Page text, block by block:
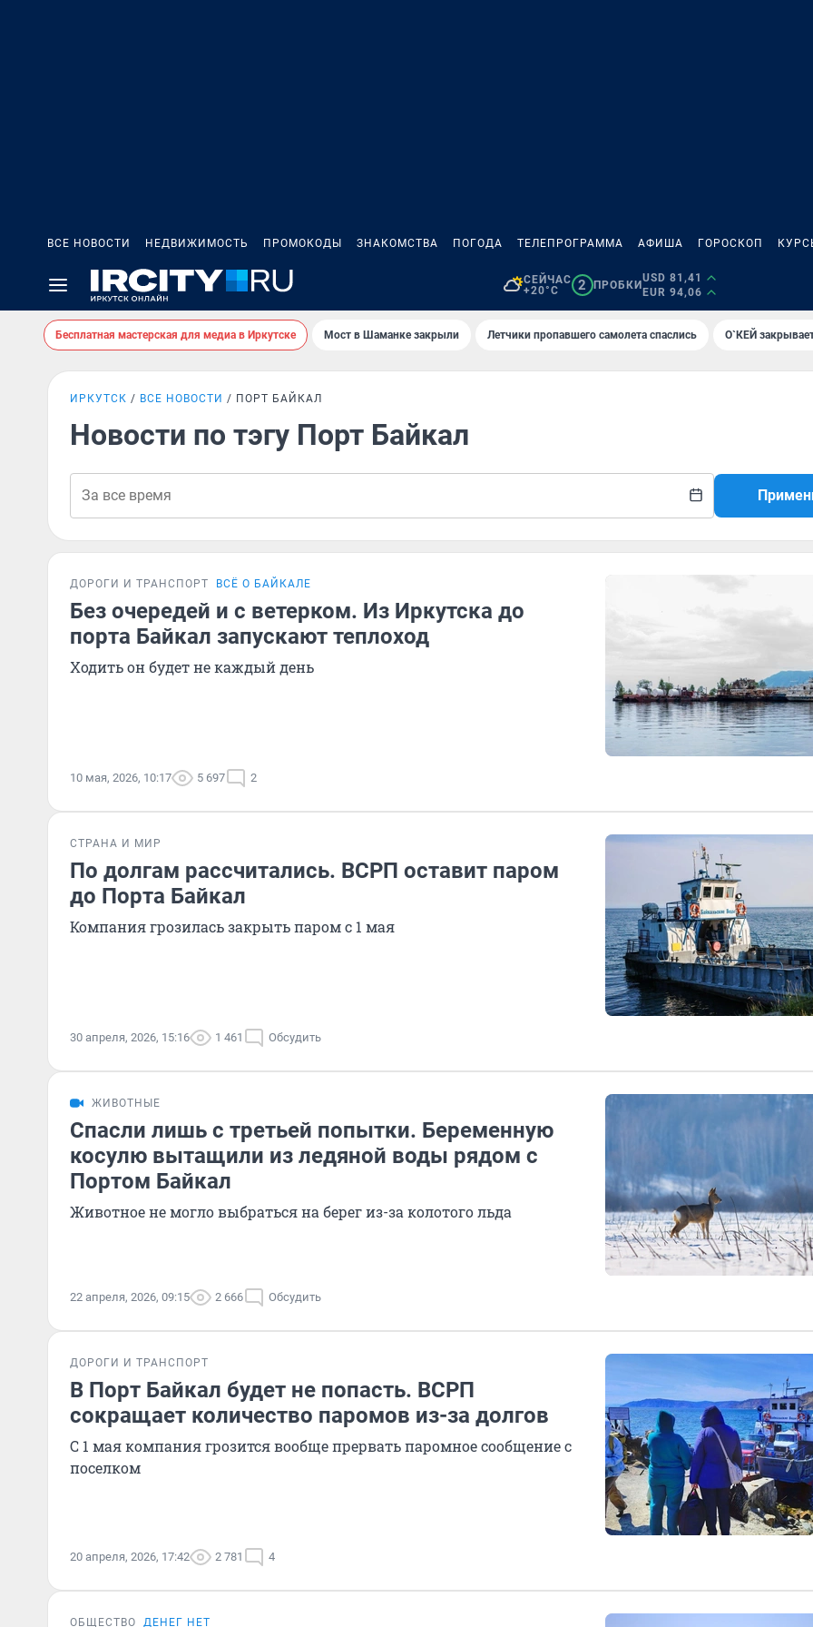
ВСЕ НОВОСТИ НЕДВИЖИМОСТЬ ПРОМОКОДЫ ЗНАКОМСТВА ПОГОДА ТЕЛЕПРОГРАММА АФИША ГОРОСКОП
СЕЙЧАС
+20°C
2 ПРОБКИ
USD 81,41
EUR 94,06
Бесплатная мастерская для медиа в Иркутске Мост в Шаманке закрыли Летчики пропавшего самолета спаслись О`КЕЙ
ИРКУТСК ВСЕ НОВОСТИ ПОРТ БАЙКАЛ
Новости по тэгу Порт Байкал
ДОРОГИ И ТРАНСПОРТ ВСЁ О БАЙКАЛЕ
Без очередей и с ветерком. Из Иркутска до
порта Байкал запускают теплоход
Ходить он будет не каждый день
10 мая, 2026, 10:17 5 697 2
СТРАНА И МИР
По долгам рассчитались. ВСРП оставит паром
до Порта Байкал
Компания грозилась закрыть паром с 1 мая
30 апреля, 2026, 15:16 1 461 Обсудить
ЖИВОТНЫЕ
Спасли лишь с третьей попытки. Беременную
косулю вытащили из ледяной воды рядом с
Портом Байкал
Животное не могло выбраться на берег из-за колотого льда
22 апреля, 2026, 09:15 2 666 Обсудить
ДОРОГИ И ТРАНСПОРТ
В Порт Байкал будет не попасть. ВСРП
сокращает количество паромов из-за долгов
С 1 мая компания грозится вообще прервать паромное сообщение с
поселком
20 апреля, 2026, 17:42 2 781 4
ОБЩЕСТВО ДЕНЕГ НЕТ